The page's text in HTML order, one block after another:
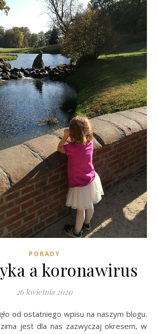
PORADY
a koronawirus
26 kwietnia 2020
jest dla nas zazwyczaj okresem, w